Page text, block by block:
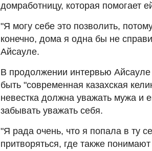
домработницу, которая помогает
"Я могу себе это позволить,
конечно, дома я одна бы не
Айсауле.
В продолжении интервью
быть "современная казахская
невестка должна уважать мужа и
забывать уважать себя.
"Я рада очень, что я попала в ту
притворяться, где также